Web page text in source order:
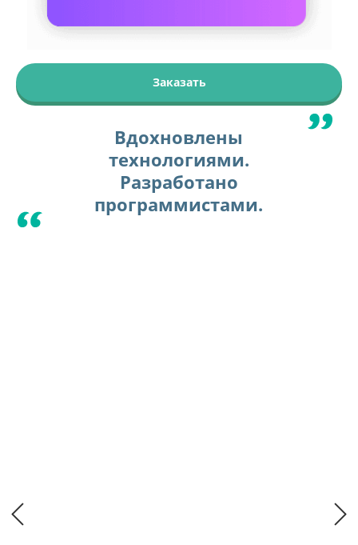
Заказать
Вдохновлены
технологиями.
Разработано
программистами.